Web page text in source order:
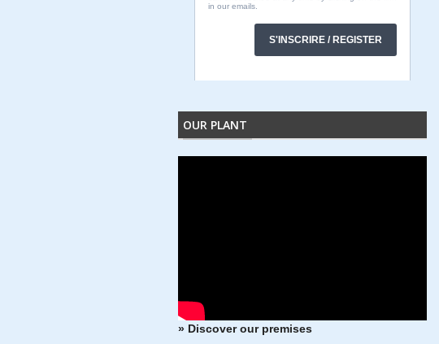
OUR PLANT
» Discover our premises